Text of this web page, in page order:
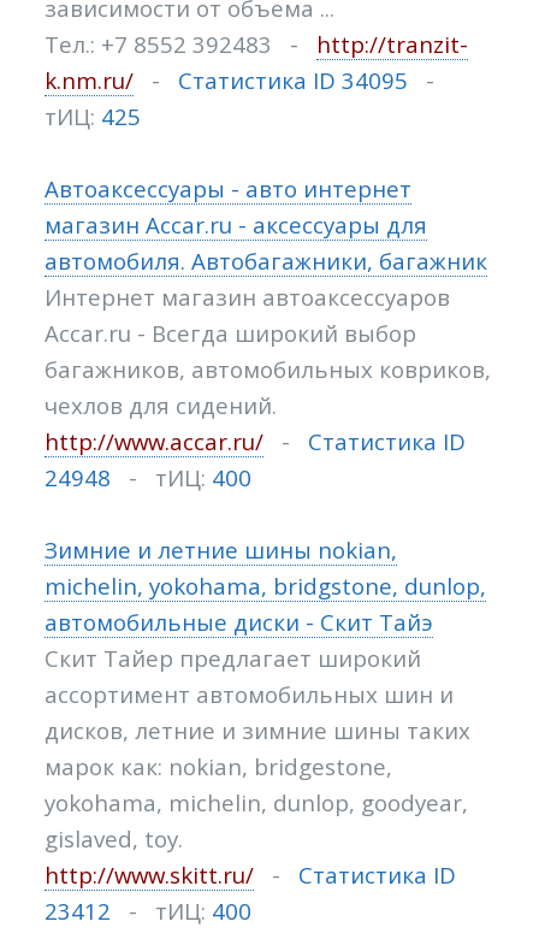
зависимости от объема ...
Тел.: +7 8552 392483 - http://tranzit-
k.nm.ru/ - Статистика ID 34095 -
тИЦ: 425
Автоаксессуары - авто интернет
магазин Accar.ru - аксессуары для
автомобиля. Автобагажники, багажник
Интернет магазин автоаксессуаров
Accar.ru - Всегда широкий выбор
багажников, автомобильных ковриков,
чехлов для сидений.
http://www.accar.ru/ - Статистика ID
24948 - тИЦ: 400
Зимние и летние шины nokian,
michelin, yokohama, bridgstone, dunlop,
автомобильные диски - Скит Тайэ
Скит Тайер предлагает широкий
ассортимент автомобильных шин и
дисков, летние и зимние шины таких
марок как: nokian, bridgestone,
yokohama, michelin, dunlop, goodyear,
gislaved, toy.
http://www.skitt.ru/ - Статистика ID
23412 - тИЦ: 400